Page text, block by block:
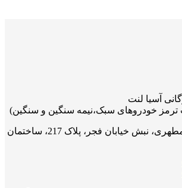
آسیا لنت
ترمز خودروهای سبک،نیمه سنگین و سنگین)
تهران، خیابان مطهری، نبش خیابان فجر، پلاک 217، ساختمان